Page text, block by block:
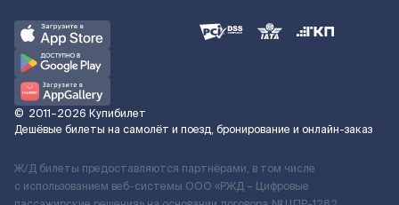
© 2011–2026 Купибилет
Дешёвые билеты на самолёт и поезд, бронирование и онлайн-заказ
Ж/Д билеты предоставляются партнёрами, в том числе
с использованием веб-системы ООО «РЖД – Цифровые